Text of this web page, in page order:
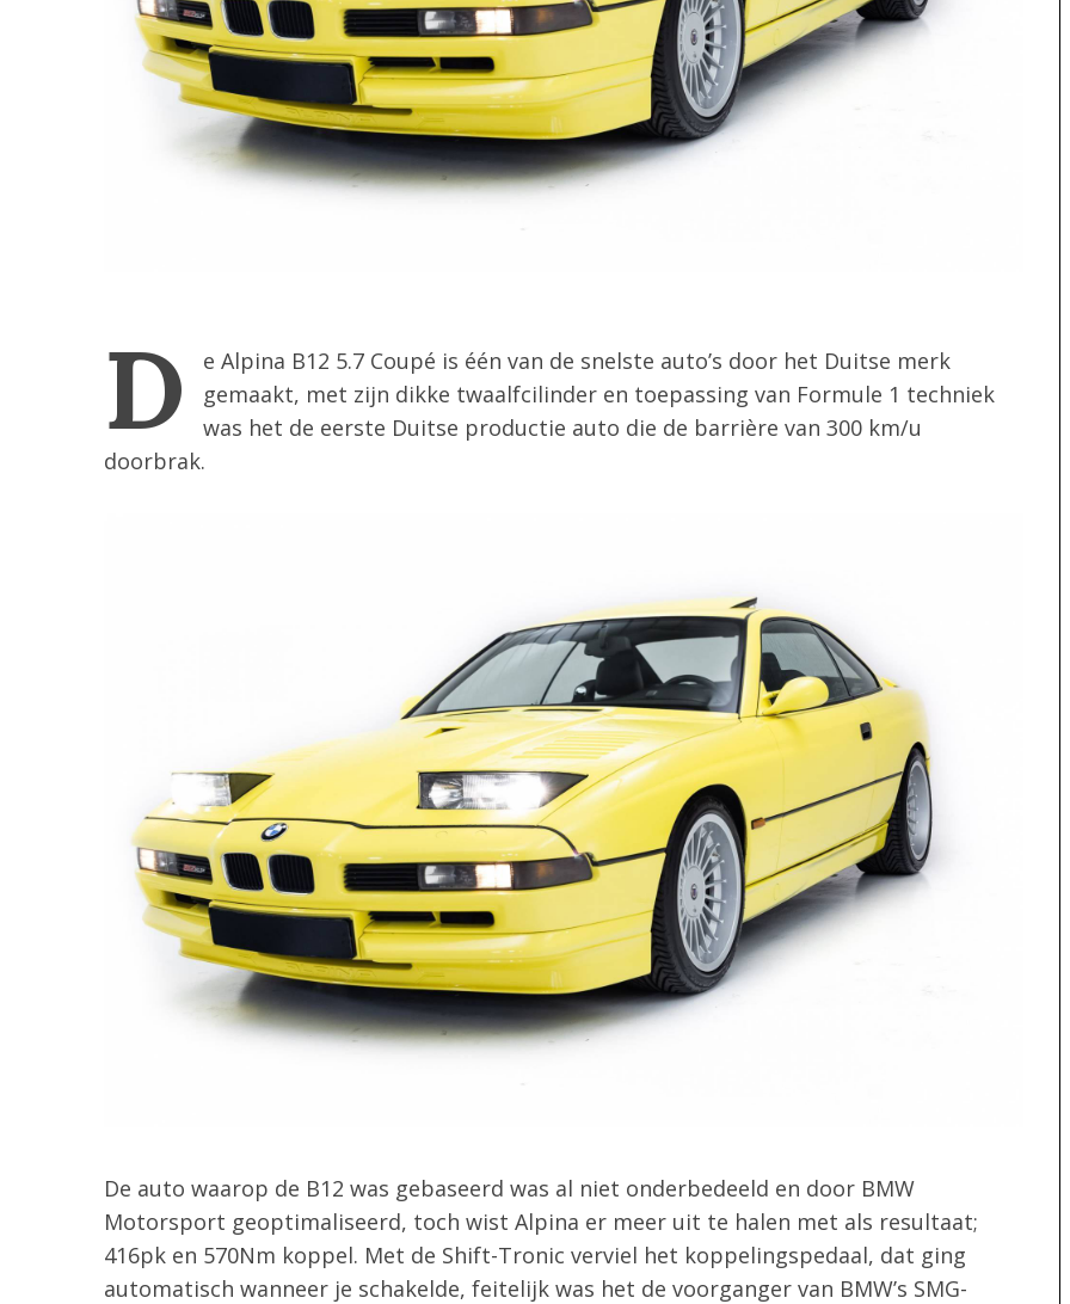
D
e Alpina B12 5.7 Coupé is één van de snelste auto’s door het Duitse merk
gemaakt, met zijn dikke twaalfcilinder en toepassing van Formule 1 techniek
was het de eerste Duitse productie auto die de barrière van 300 km/u
doorbrak.
De auto waarop de B12 was gebaseerd was al niet onderbedeeld en door BMW
Motorsport geoptimaliseerd, toch wist Alpina er meer uit te halen met als resultaat;
416pk en 570Nm koppel. Met de Shift-Tronic verviel het koppelingspedaal, dat ging
automatisch wanneer je schakelde, feitelijk was het de voorganger van BMW’s SMG-